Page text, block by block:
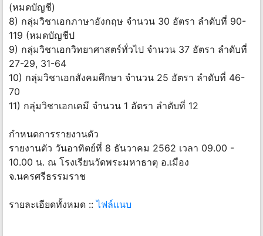
(หมดบัญชี)
8) กลุ่มวิชาเอกภาษาอังกฤษ จำนวน 30 อัตรา ลำดับที่ 90-
119 (หมดบัญชีป
9) กลุ่มวิชาเอกวิทยาศาสตร์ทั่วไป จำนวน 37 อัตรา ลำดับที่
27-29, 31-64
10) กลุ่มวิชาเอกสังคมศึกษา จำนวน 25 อัตรา ลำดับที่ 46-
70
11) กลุ่มวิชาเอกเคมี จำนวน 1 อัตรา ลำดับที่ 12
กำหนดการรายงานตัว
รายงานตัว วันอาทิตย์ที่ 8 ธันวาคม 2562 เวลา 09.00 -
10.00 น. ณ โรงเรียนวัดพระมหาธาตุ อ.เมือง
จ.นครศรีธรรมราช
รายละเอียดทั้งหมด ::ไฟล์แนบ